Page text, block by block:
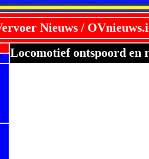
Nieuws /
Locomotief ontspoord en